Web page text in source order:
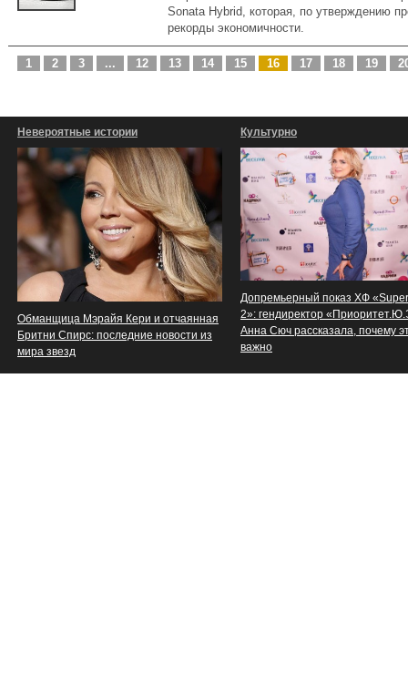
Sonata Hybrid, которая, по утверждению
рекорды экономичности.
1 2 3 ... 12 13 14 15 16 17 18 19
Невероятные истории
Обманщица Мэрайя Кери и отчаянная
Бритни Спирс: последние новости из
мира звезд
Культурно
Допремьерный показ ХФ
2»: гендиректор
Анна Сюч рассказала, почему
важно